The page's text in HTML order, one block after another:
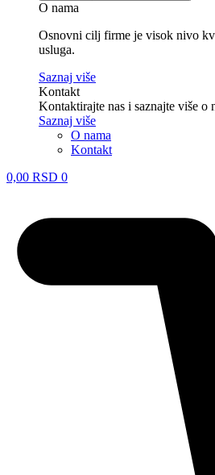
O nama
Osnovni cilj firme je visok nivo
usluga.
Saznaj više
Kontakt
Kontaktirajte nas i saznajte više o
Saznaj više
O nama
Kontakt
0,00 RSD 0